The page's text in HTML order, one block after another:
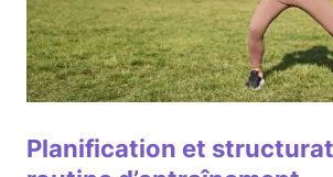
Planification et